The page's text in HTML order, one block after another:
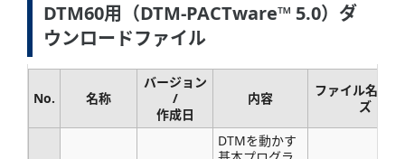
DTM60用（DTM-PACTware™ 5.0）ダ
ウンロードファイル
No. 名称
バージョン
/
作成日
内容
ファイル名 /
ズ
DTMを動かす